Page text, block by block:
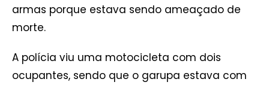
armas porque estava sendo ameaçado de
morte.
A polícia viu uma motocicleta com dois
ocupantes, sendo que o garupa estava com